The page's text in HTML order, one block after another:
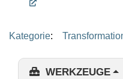
Kategorie:
WERKZEUGE